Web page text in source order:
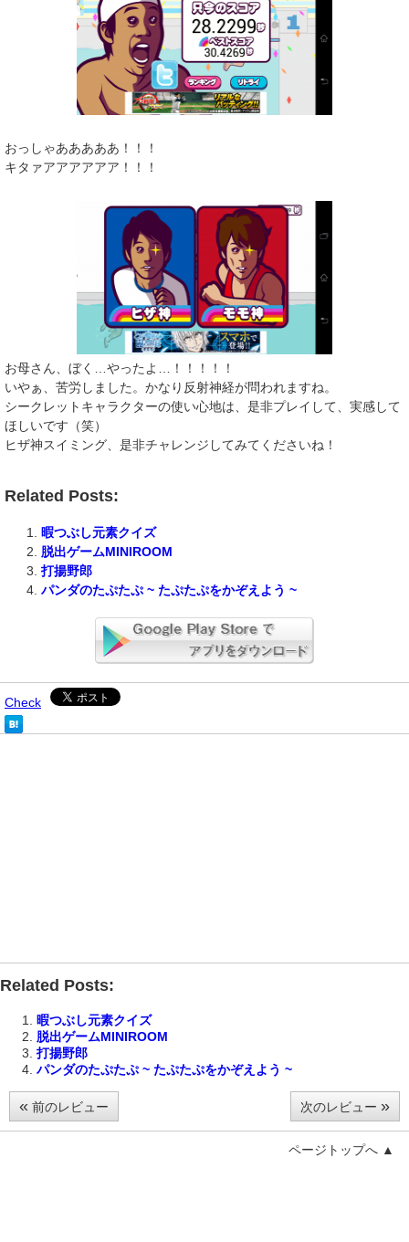
おっしゃあああああ！！！
キタァアアアアアア！！！
お母さん、ぼく…やったよ…！！！！！
いやぁ、苦労しました。かなり反射神経が問われますね。
シークレットキャラクターの使い心地は、是非プレイして、実感して
ほしいです（笑）
ヒザ神スイミング、是非チャレンジしてみてくださいね！
Related Posts:
暇つぶし元素クイズ
脱出ゲームMINIROOM
打揚野郎
パンダのたぷたぷ ~ たぷたぷをかぞえよう ~
Check
Related Posts:
暇つぶし元素クイズ
脱出ゲームMINIROOM
打揚野郎
パンダのたぷたぷ ~ たぷたぷをかぞえよう ~
« 前のレビュー 次のレビュー »
ページトップへ ▲